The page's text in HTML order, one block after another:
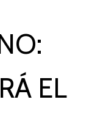
EL